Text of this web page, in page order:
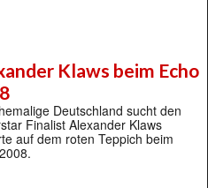
Klaws beim Echo
Deutschland sucht den
Finalist Alexander Klaws
auf dem roten Teppich beim